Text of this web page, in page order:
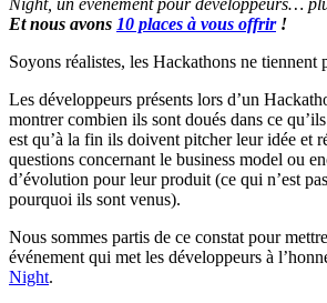
Et nous avons 10 places à vous offrir!
Soyons réalistes, les Hackathons ne tiennent
Les développeurs présents lors d’un
montrer combien ils sont doués dans ce
est qu’à la fin ils doivent pitcher leur idée et
questions concernant le business model ou
d’évolution pour leur produit (ce qui n’est
pourquoi ils sont venus).
Nous sommes partis de ce constat pour
événement qui met les développeurs à
Night.